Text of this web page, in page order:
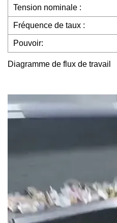
Tension nominale :
Fréquence de taux :
Pouvoir:
Diagramme de flux de travail